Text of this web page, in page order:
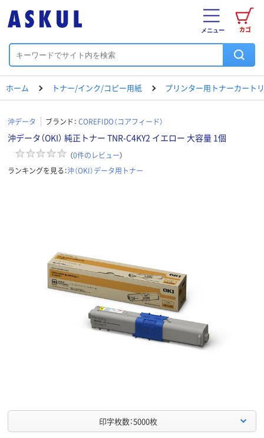
カゴ
メニュー
ホーム トナー/インク/コピー用紙 プリンター用トナーカート
沖データ ブランド： COREFIDO（コアフィード）
沖データ（OKI） 純正トナー TNR-C4KY2 イエロー 大容量 1個
（0件のレビュー）
ランキングを見る：沖（OKI）データ用トナー
印字枚数：5000枚